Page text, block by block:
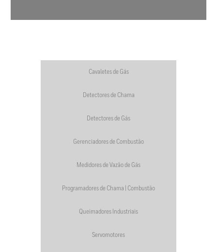
Cavaletes de Gás
Detectores de Chama
Detectores de Gás
Gerenciadores de Combustão
Medidores de Vazão de Gás
Programadores de Chama | Combustão
Queimadores Industriais
Servomotores